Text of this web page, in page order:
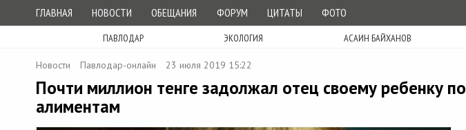
ГЛАВНАЯ НОВОСТИ ОБЕЩАНИЯ ФОРУМ ЦИТАТЫ ФОТО
ПАВЛОДАР ЭКОЛОГИЯ АСАИН БАЙХАНОВ
Новости Павлодар-онлайн 23 июля 2019 15:22
Почти миллион тенге задолжал отец своему ребенку по
алиментам